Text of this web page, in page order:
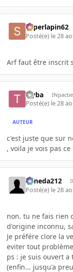
superlapin62
Posté(e) le 28
Arf faut être inscrit
tryba
Posté(e) le 28
AUTEUR
c'est juste que sur
, voila je vois pas
keneda212
Posté(e) le 28
non. tu ne fais rien
d'origine inconnu,
Je préfére clore la
eviter tout
ps : je suis ouvert
(enfin... jusqu'a